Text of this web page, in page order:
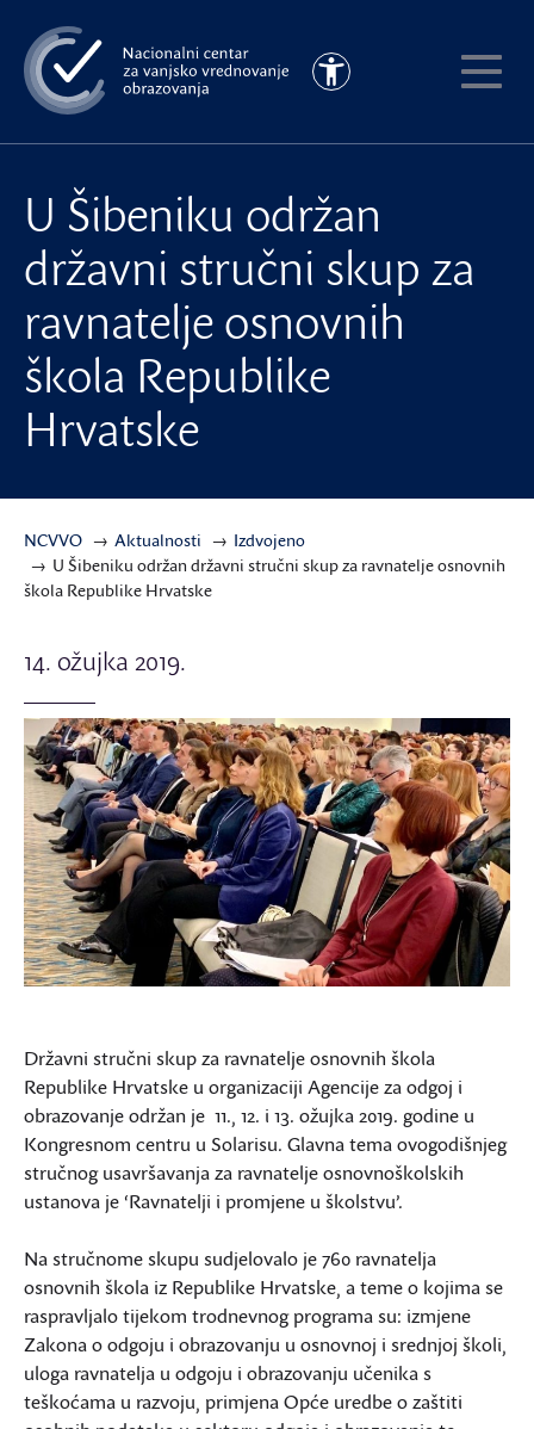
na
glavni
sadržaj
Pristupačnost
U Šibeniku održan
državni stručni skup za
ravnatelje osnovnih
škola Republike
Hrvatske
NCVVO Aktualnosti
Izdvojeno
U Šibeniku održan državni stručni skup za ravnatelje osnovnih
škola Republike Hrvatske
14. ožujka 2019.
Državni stručni skup za ravnatelje osnovnih škola
Republike Hrvatske u organizaciji Agencije za odgoj i
obrazovanje održan je 11., 12. i 13. ožujka 2019. godine u
Kongresnom centru u Solarisu. Glavna tema ovogodišnjeg
stručnog usavršavanja za ravnatelje osnovnoškolskih
ustanova je ‘Ravnatelji i promjene u školstvu’.
Na stručnome skupu sudjelovalo je 760 ravnatelja
osnovnih škola iz Republike Hrvatske, a teme o kojima se
raspravljalo tijekom trodnevnog programa su: izmjene
Zakona o odgoju i obrazovanju u osnovnoj i srednjoj školi,
uloga ravnatelja u odgoju i obrazovanju učenika s
teškoćama u razvoju, primjena Opće uredbe o zaštiti